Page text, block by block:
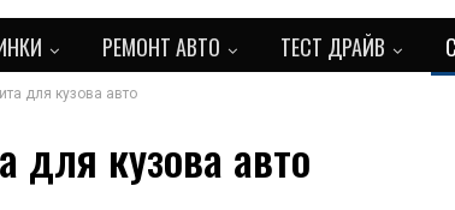
РЕМОНТ АВТО ТЕСТ ДРАЙВ
для кузова авто
кузова авто